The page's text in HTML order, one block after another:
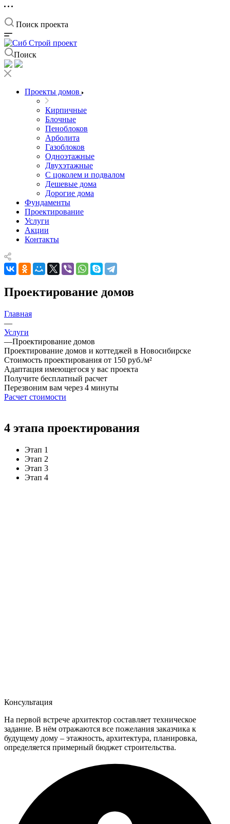
Поиск проекта
Поиск
Проекты домов
Кирпичные
Блочные
Пеноблоков
Арболита
Газоблоков
Одноэтажные
Двухэтажные
С цоколем и подвалом
Дешевые дома
Дорогие дома
Фундаменты
Проектирование
Услуги
Акции
Контакты
Проектирование домов
Главная
—
Услуги
—Проектирование домов
Проектирование домов и коттеджей в Новосибирске
Стоимость проектирования от 150 руб./м²
Адаптация имеющегося у вас проекта
Получите бесплатный расчет
Перезвоним вам через 4 минуты
Расчет стоимости
4 этапа проектирования
Этап 1
Этап 2
Этап 3
Этап 4
Консультация
На первой встрече архитектор составляет техническое
задание. В нём отражаются все пожелания заказчика к
будущему дому – этажность, архитектура, планировка,
определяется примерный бюджет строительства.